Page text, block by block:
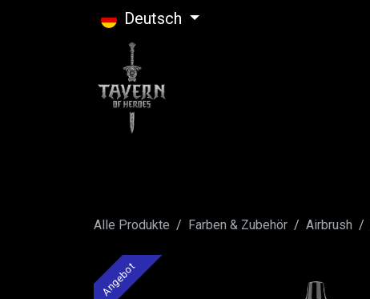
Deutsch
Alle Produkte Farben & Zubehör Airbrush
Angebot